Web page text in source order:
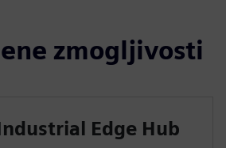
zmogljivosti
Edge Hub